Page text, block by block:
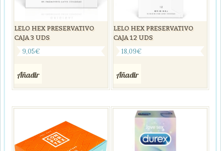
LELO HEX PRESERVATIVO
CAJA 3 UDS
9,05€
Añadir
LELO HEX PRESERVATIVO
CAJA 12 UDS
18,09€
Añadir